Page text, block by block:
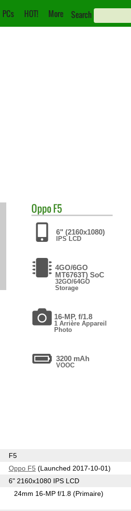
PCs HOT! More Search
OppoF5
6" (2160x1080)
IPS LCD
4GO/6GO
MT6763T) SoC
32GO/64GO
Storage
16-MP, f/1.8
1 Arrière Appareil
Photo
3200 mAh
VOOC
F5
Oppo F5 (Launched 2017-10-01)
6" 2160x1080 IPS LCD
24mm 16-MP f/1.8(Primaire)